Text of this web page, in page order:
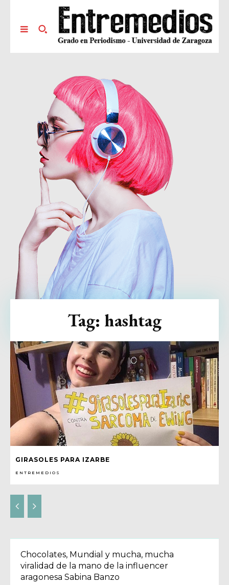
GIRASOLES PARA IZARBE
ENTREMEDIOS
Tag: hashtag
Chocolates, Mundial y mucha, mucha
viralidad de la mano de la influencer
aragonesa Sabina Banzo